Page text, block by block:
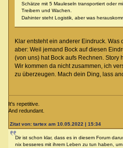
Schätze mit 5 Mauleseln transportiert oder
Treibern und Wachen.
Dahinter steht Logistik, aber was
Klar entsteht ein anderer Eindruck. Was
aber: Weil jemand Bock auf diesen
(von uns) hat Bock aufs Rechnen. Story
Wir kommen da nicht zusammen, ich
zu überzeugen. Mach dein Ding, lass
It's repetitive.
And redundant.
Zitat von: tartex am 10.05.2022 | 15:34
Dir ist schon klar, dass es in diesem Forum
nix besseres mit ihrem Leben zu tun haben,